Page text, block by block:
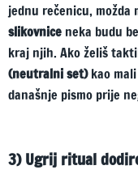
jednu rečenicu, možda
slikovnice neka budu
kraj njih. Ako želiš
(neutralni set)kao
današnje pismo prije
3) Ugrij ritual